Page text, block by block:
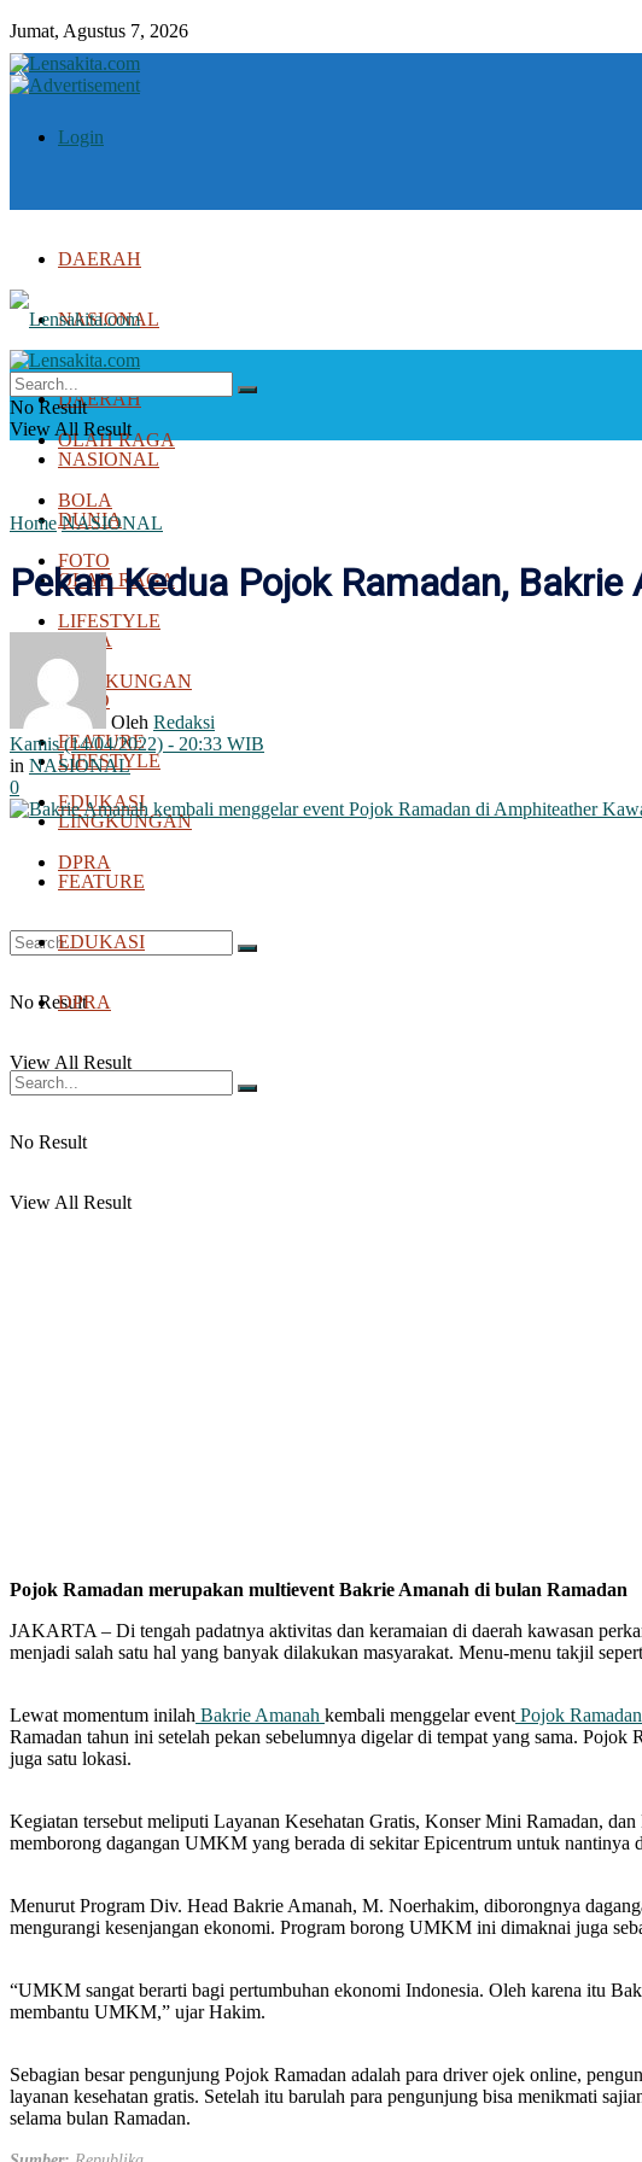
Jumat, Agustus 7, 2026
Login
DAERAH
NASIONAL
DUNIA
OLAH RAGA
BOLA
FOTO
LIFESTYLE
LINGKUNGAN
FEATURE
EDUKASI
DPRA
No Result
View All Result
DAERAH
NASIONAL
DUNIA
OLAH RAGA
BOLA
FOTO
LIFESTYLE
LINGKUNGAN
FEATURE
EDUKASI
DPRA
No Result
View All Result
No Result
View All Result
Home NASIONAL
Pekan Kedua Pojok Ramadan,
Oleh Redaksi
Kamis (14/04/2022) - 20:33 WIB
in NASIONAL
0
Pojok Ramadan merupakan multievent Bakrie Amanah di bulan Ramadan
JAKARTA – Di tengah padatnya aktivitas dan keramaian di daerah kawasan
menjadi salah satu hal yang banyak dilakukan masyarakat. Menu-menu takjil
Lewat momentum inilah Bakrie Amanah kembali menggelar event Pojok Ramadan
Ramadan tahun ini setelah pekan sebelumnya digelar di tempat yang sama.
juga satu lokasi.
Kegiatan tersebut meliputi Layanan Kesehatan Gratis, Konser Mini Ramadan,
memborong dagangan UMKM yang berada di sekitar Epicentrum untuk nantinya
Menurut Program Div. Head Bakrie Amanah, M. Noerhakim, diborongnya
mengurangi kesenjangan ekonomi. Program borong UMKM ini dimaknai juga
“UMKM sangat berarti bagi pertumbuhan ekonomi Indonesia. Oleh karena itu
membantu UMKM,” ujar Hakim.
Sebagian besar pengunjung Pojok Ramadan adalah para driver ojek online,
layanan kesehatan gratis. Setelah itu barulah para pengunjung bisa menikmati
selama bulan Ramadan.